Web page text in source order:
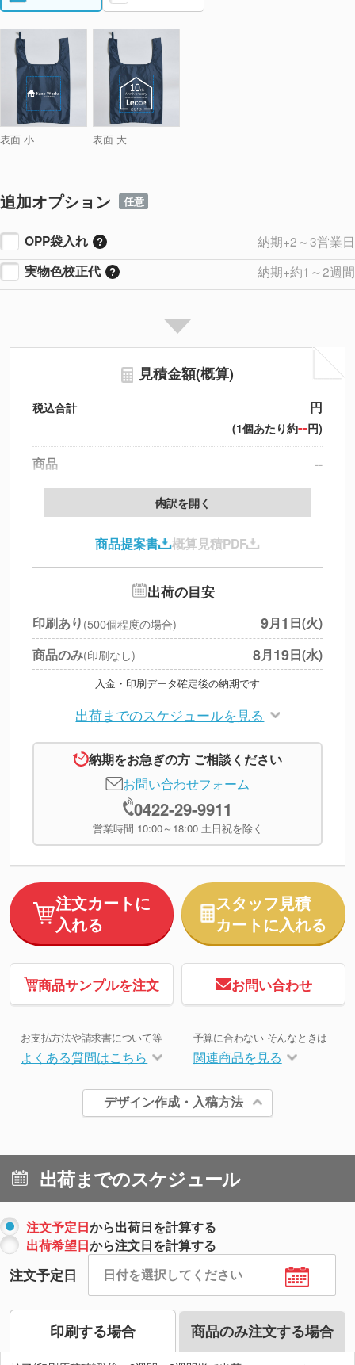
表面 小 表面 大
追加オプション 任意
OPP袋入れ
納期+2～3営業日
実物色校正代
納期+約1～2週間
見積金額(概算)
税込合計 円
(1個あたり約--円)
商品
--
製版代
印刷代
北海道・沖縄・離島 別途
円
※上記小計は税別です
内訳を開く
商品提案書 概算見積PDF
出荷の目安
印刷あり (500個程度の場合) 9月1 日(火)
商品のみ(印刷なし) 8月19日(水)
入金・印刷データ確定後の納期です
出荷までのスケジュールを見る
納期をお急ぎの方 ご相談ください
お問い合わせフォーム
0422-29-9911
営業時間 10:00～18:00 土日祝を除く
注文カートに
入れる
スタッフ見積
カートに入れる
商品サンプルを注文 お問い合わせ
お支払方法や請求書について等
よくある質問はこちら
予算に合わない そんなときは
関連商品を見る
デザイン作成・入稿方法
出荷までのスケジュール
注文予定日から出荷日を計算する
出荷希望日から注文日を計算する
注文予定日
印刷する場合 商品のみ注文する場合